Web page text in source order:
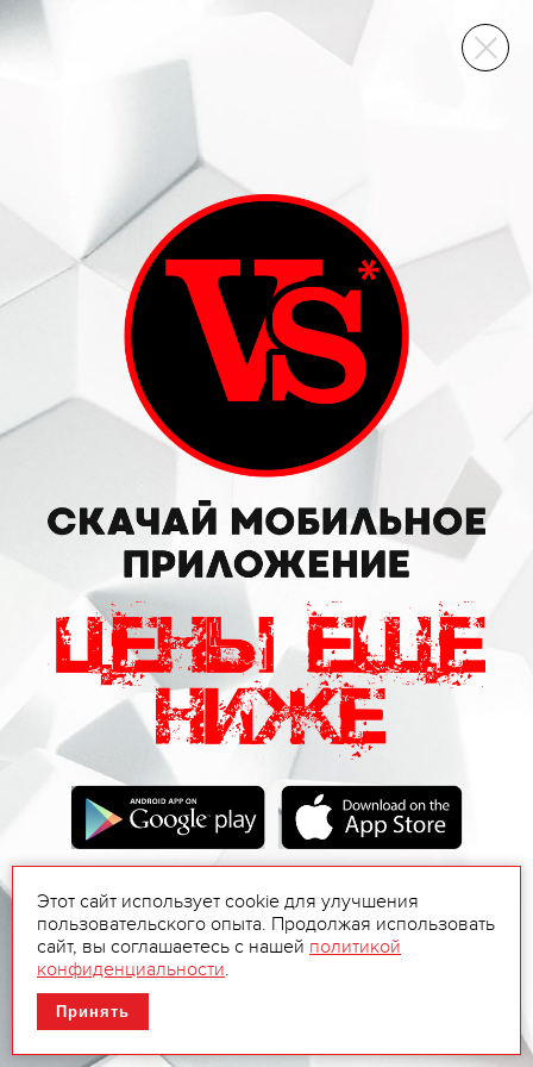
ВИННЫЙ СКЛАД
Этот сайт использует cookie для улучшения
пользовательского опыта. Продолжая использовать
сайт, вы соглашаетесь с нашей политикой
конфиденциальности.
Принять